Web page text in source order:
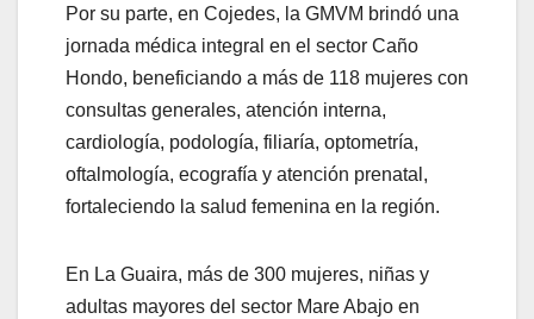
Por su parte, en Cojedes, la GMVM brindó una
jornada médica integral en el sector Caño
Hondo, beneficiando a más de 118 mujeres con
consultas generales, atención interna,
cardiología, podología, filiaría, optometría,
oftalmología, ecografía y atención prenatal,
fortaleciendo la salud femenina en la región.
En La Guaira, más de 300 mujeres, niñas y
adultas mayores del sector Mare Abajo en